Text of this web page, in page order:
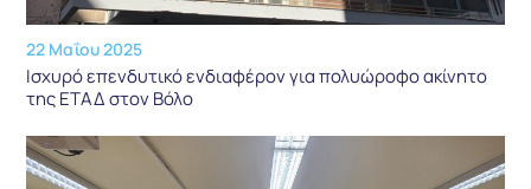
22 Μαΐου 2025
Ισχυρό επενδυτικό ενδιαφέρον για πολυώροφο ακίνητο
της ΕΤΑΔ στον Βόλο